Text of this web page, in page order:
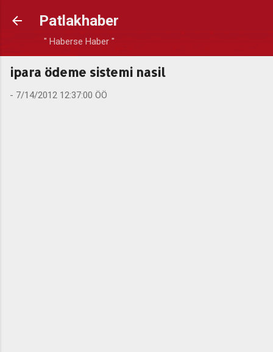
Ana içeriğe atla
Patlakhaber
" Haberse Haber "
ipara ödeme sistemi nasil
- 7/14/2012 12:37:00 ÖÖ